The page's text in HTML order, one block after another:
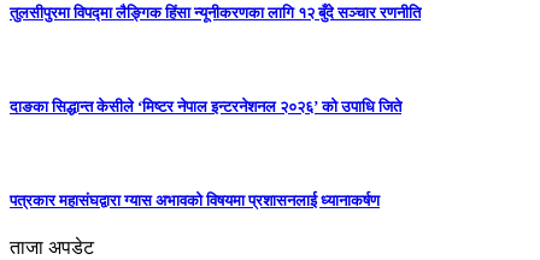
तुलसीपुरमा विपद्मा लैङ्गिक हिंसा न्यूनीकरणका लागि १२ बुँदे सञ्चार रणनीति
दाङका सिद्धान्त केसीले ‘मिष्टर नेपाल इन्टरनेशनल २०२६’ को उपाधि जिते
पत्रकार महासंघद्वारा ग्यास अभावको विषयमा प्रशासनलाई ध्यानाकर्षण
ताजा अपडेट